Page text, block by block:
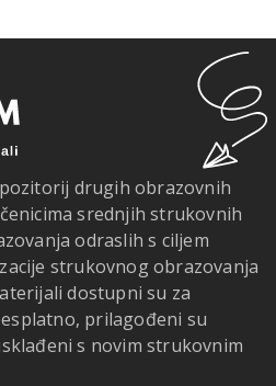
drugih obrazovnih
srednjih strukovnih
odraslih s ciljem
strukovnog obrazovanja
dostupni su za
prilagođeni su
s novim strukovnim